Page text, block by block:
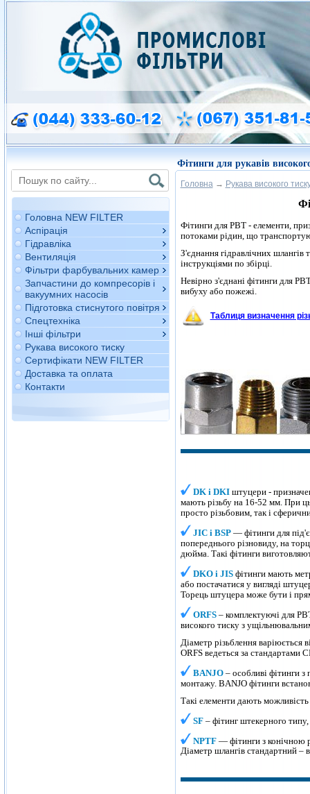
Головна NEW FILTER
Аспірація
Гідравліка
Вентиляція
Фільтри фарбувальних камер
Запчастини до компресорів і
вакуумних насосів
Підготовка стиснутого повітря
Спецтехніка
Інші фільтри
Рукава високого тиску
Сертифікати NEW FILTER
Доставка та оплата
Контакти
Фітинги для рукавів
Головна→ Рукава високого
Фітинги для РВТ - елементи,
потоками рідин, що
З'єднання гідравлічних шлангів
інструкціями по збірці.
Невірно з'єднані фітинги для
вибуху або пожежі.
Таблиця визначення
DK і DKI штуцери-
мають різьбу на 16-52 мм. При
просто різьбовим, так і
JIC і BSP— фітинги для
попереднього різновиду, на
дюйма. Такі фітинги
DKO і JISфітинги мають
або постачатися у вигляді
Торець штуцера може бути і
ORFS – комплектуючі для
високого тиску з
Діаметр різьблення
ORFS ведеться за стандартами
BANJO– особливі фітинги з
монтажу. BANJO фітинги
Такі елементи дають
SF– фітинг штекерного
NPTF— фітинги з конічною
Діаметр шлангів стандартний –